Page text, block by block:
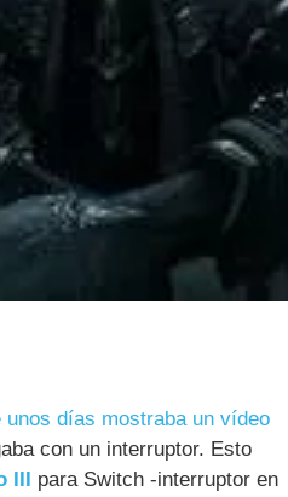
unos días mostraba un vídeo
con un interruptor. Esto
III
para Switch -interruptor en